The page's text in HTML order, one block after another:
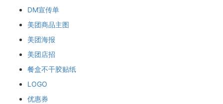
DM宣传单
美团商品主图
美团海报
美团店招
餐盒不干胶贴纸
LOGO
优惠券